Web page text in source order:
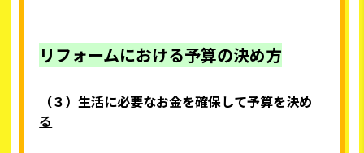
リフォームにおける予算の決め方
（３）生活に必要なお金を確保して予算を決め
る